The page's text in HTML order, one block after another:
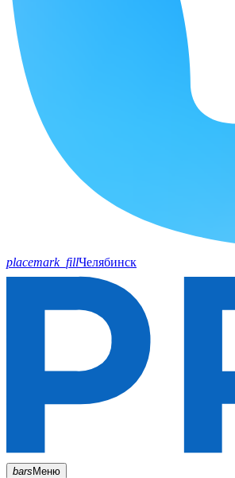
placemark_fillЧелябинск
barsМеню